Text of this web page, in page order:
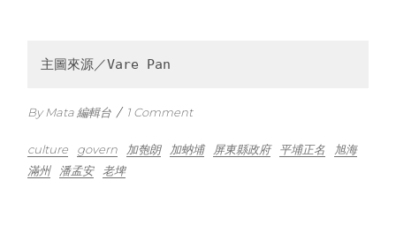
主圖來源／Vare Pan
By Mata 編輯台 / 1 Comment
culture govern 加匏朗 加蚋埔 屏東縣政府 平埔正名
旭海
滿州
潘孟安 老埤